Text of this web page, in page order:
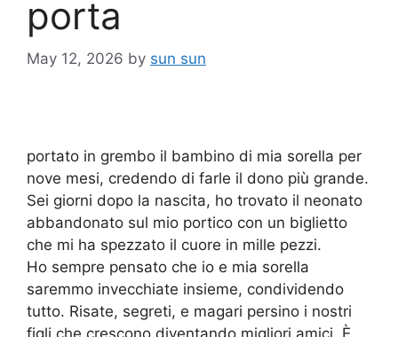
porta
May 12, 2026 by sun sun
portato in grembo il bambino di mia sorella per
nove mesi, credendo di farle il dono più grande.
Sei giorni dopo la nascita, ho trovato il neonato
abbandonato sul mio portico con un biglietto
che mi ha spezzato il cuore in mille pezzi.
Ho sempre pensato che io e mia sorella
saremmo invecchiate insieme, condividendo
tutto. Risate, segreti, e magari persino i nostri